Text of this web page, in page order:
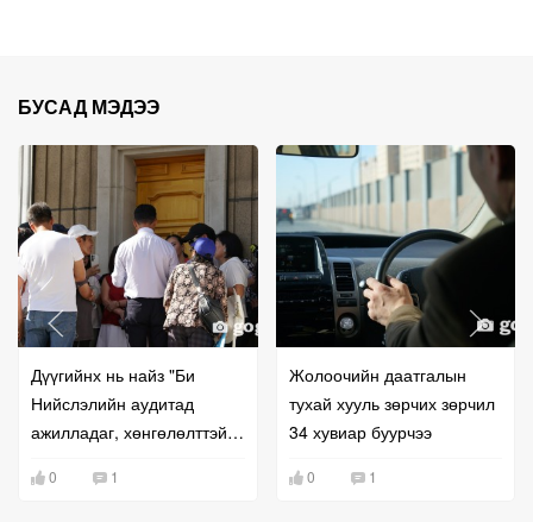
БУСАД МЭДЭЭ
Дүүгийнх нь найз "Би
Нийслэлийн аудитад
ажилладаг, хөнгөлөлттэй
оруулна" гэж залилжээ
0 1
Жолоочийн даатгалын
тухай хууль зөрчих зөрчил
34 хувиар буурчээ
0 1